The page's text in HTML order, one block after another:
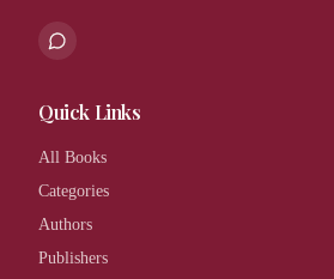
Quick Links
All Books
Categories
Authors
Publishers